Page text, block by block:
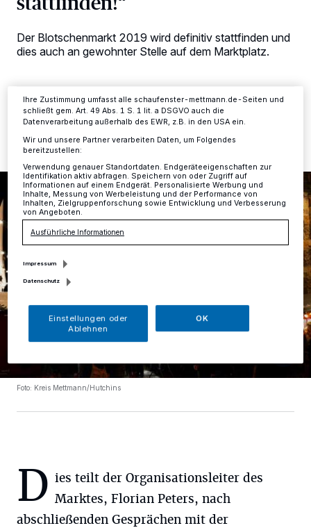
Der Blotschenmarkt 2019 wird definitiv stattfinden und
dies auch an gewohnter Stelle auf dem Marktplatz.
24.10.2019 , 13:14 Uhr Eine Minute Lesezeit
Foto: Kreis Mettmann/Hutchins
D ies teilt der Organisationsleiter des
Marktes, Florian Peters, nach
abschließenden Gesprächen mit der
verarbeiten Daten, um Ihnen Dienste bereitzustellen“ aufgeführten
dieses Menü jederzeit wieder aufrufen, um Ihre Einstellungen zu
ändern oder Ihre Einwilligung zu widerrufen, indem Sie auf den Link
Einstellungen oder Ablehnen am unteren Rand der Webseite klicken.
Ihre Zustimmung umfasst alle schaufenster-mettmann.de-Seiten und
schließt gem. Art. 49 Abs. 1 S. 1 lit. a DSGVO auch die
Datenverarbeitung außerhalb des EWR, z.B. in den USA ein.
Wir und unsere Partner verarbeiten Daten, um Folgendes
bereitzustellen:
Verwendung genauer Standortdaten. Endgeräteeigenschaften zur
Identifikation aktiv abfragen. Speichern von oder Zugriff auf
Informationen auf einem Endgerät. Personalisierte Werbung und
Inhalte, Messung von Werbeleistung und der Performance von
Inhalten, Zielgruppenforschung sowie Entwicklung und Verbesserung
von Angeboten.
Ausführliche Informationen
Impressum
Datenschutz
Einstellungen oder
Ablehnen
OK